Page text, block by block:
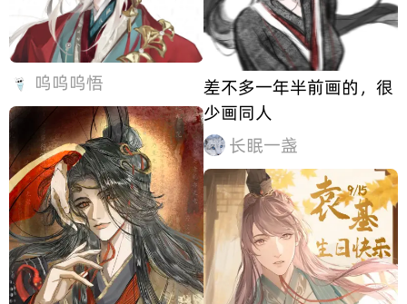
呜呜呜悟
差不多一年半前画的，很
少画同人
长眠一盏